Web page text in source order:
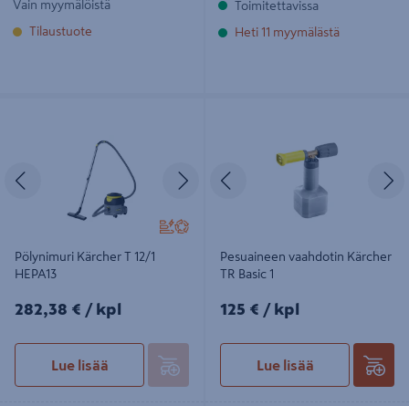
Vain myymälöistä
Tilaustuote
Toimitettavissa
Heti 11 myymälästä
Edellinen Seuraava
Pölynimuri Kärcher T 12/1
HEPA13
282,38€/kpl
282,38 € / kpl
Lue lisää
Edellinen
Pesuaineen vaahdotin Kärcher
TR Basic 1
125€/kpl
125 € / kpl
Lue lisää